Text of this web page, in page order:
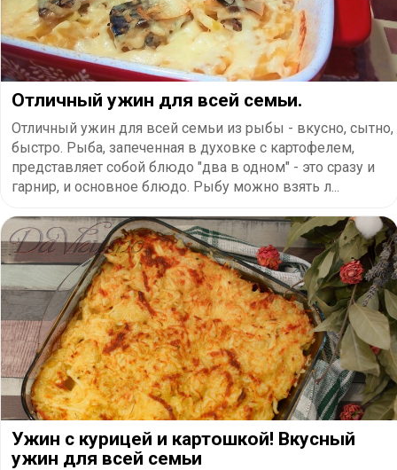
Отличный ужин для всей семьи.
Отличный ужин для всей семьи из рыбы - вкусно, сытно,
быстро. Рыба, запеченная в духовке с картофелем,
представляет собой блюдо "два в одном" - это сразу и
гарнир, и основное блюдо. Рыбу можно взять л...
Ужин с курицей и картошкой! Вкусный
ужин для всей семьи